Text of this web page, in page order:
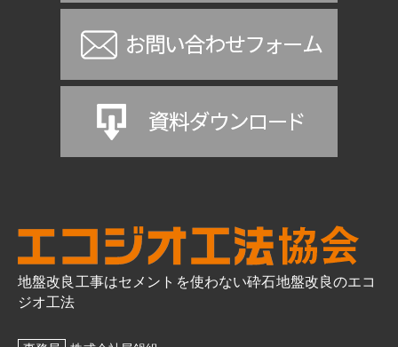
地盤改良工事はセメントを使わない砕石地盤改良のエコ
ジオ工法